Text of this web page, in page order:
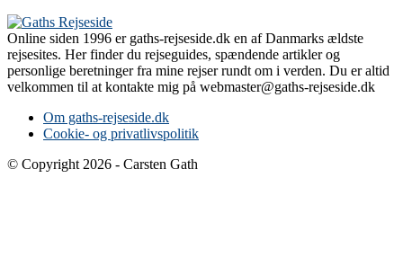
Online siden 1996 er gaths-rejseside.dk en af Danmarks ældste
rejsesites. Her finder du rejseguides, spændende artikler og
personlige beretninger fra mine rejser rundt om i verden. Du er altid
velkommen til at kontakte mig på webmaster@gaths-rejseside.dk
Om gaths-rejseside.dk
Cookie- og privatlivspolitik
© Copyright 2026 - Carsten Gath